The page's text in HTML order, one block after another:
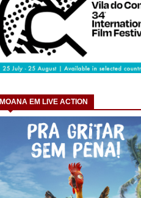
MOANA EM LIVE ACTION